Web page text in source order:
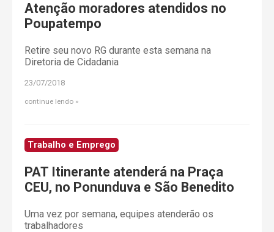
Atenção moradores atendidos no
Poupatempo
Retire seu novo RG durante esta semana na
Diretoria de Cidadania
23/07/2018
continue lendo
Trabalho e Emprego
PAT Itinerante atenderá na Praça
CEU, no Ponunduva e São Benedito
Uma vez por semana, equipes atenderão os
trabalhadores